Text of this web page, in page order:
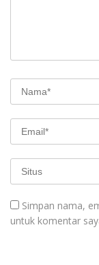
Simpan nama,
untuk komentar